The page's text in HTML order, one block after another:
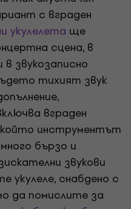
с вграден
укулелета ще
сцена, в
в звукозаписно
тихият звук
вграден
който инструментът
бързо и
звукови
укулеле, снабдено с
да помислите за